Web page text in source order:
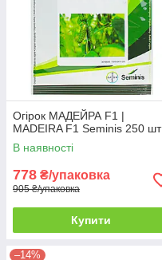
Огірок МАДЕЙРА F1 |
MADEIRA F1 Seminis 250 шт
В наявності
778 ₴/упаковка
905 ₴/упаковка
Купити
–14%